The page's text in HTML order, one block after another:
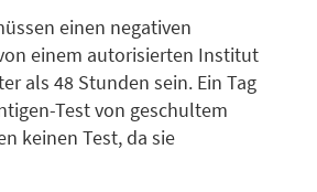
einen negativen
einem autorisierten Institut
als 48 Stunden sein. Ein Tag
Test von geschultem
keinen Test, da sie